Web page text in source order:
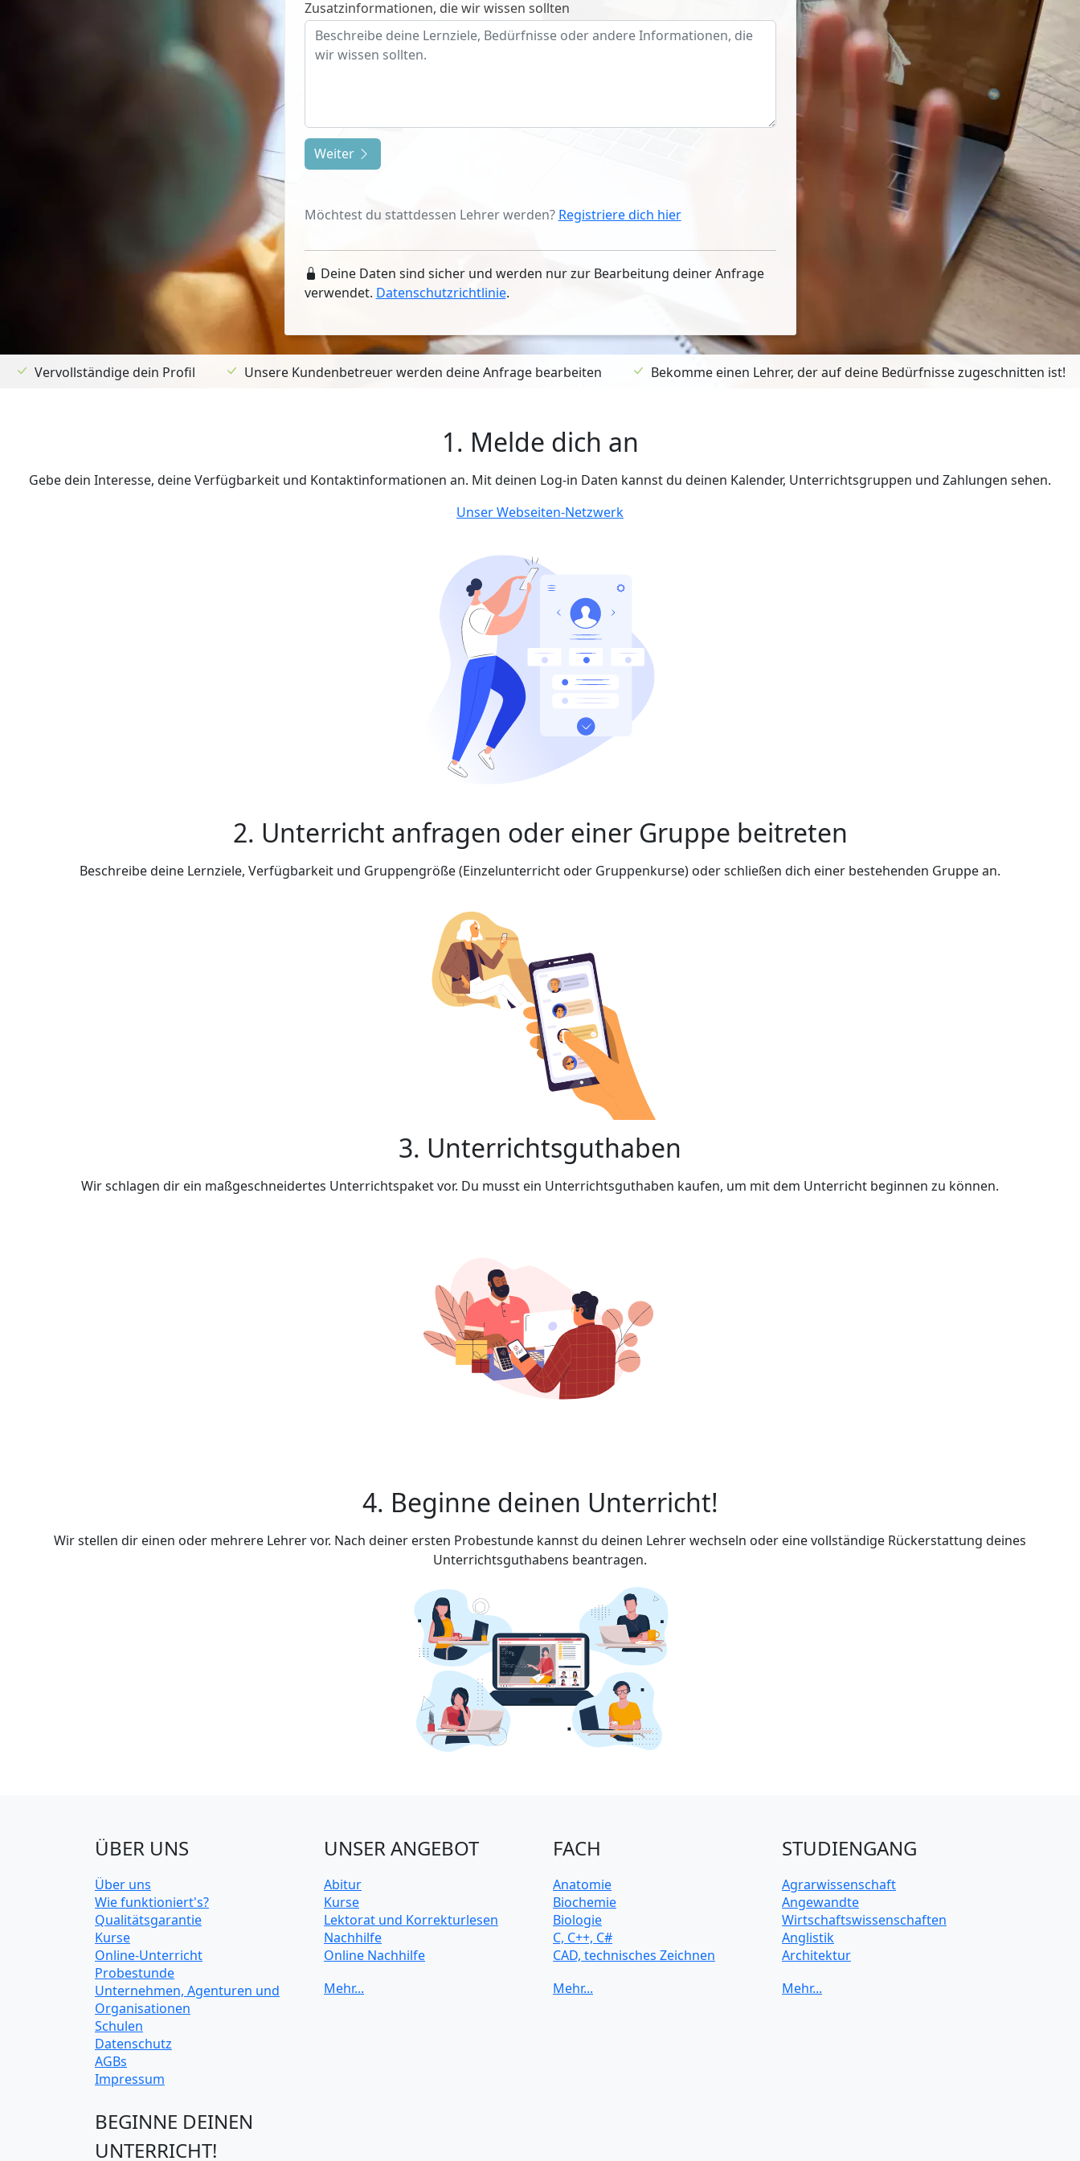
Zusatzinformationen, die wir wissen sollten
Weiter
Möchtest du stattdessen Lehrer werden? Registriere dich hier
Deine Daten sind sicher und werden nur zur Bearbeitung deiner Anfrage
verwendet. Datenschutzrichtlinie.
Vervollständige dein Profil Unsere Kundenbetreuer werden deine Anfrage bearbeiten Bekomme einen Lehrer, der auf deine Bedürfnisse zugeschnitten ist!
1. Melde dich an
Gebe dein Interesse, deine Verfügbarkeit und Kontaktinformationen an. Mit deinen Log-in Daten kannst du deinen Kalender, Unterrichtsgruppen und Zahlungen sehen.
Unser Webseiten-Netzwerk
2. Unterricht anfragen oder einer Gruppe beitreten
Beschreibe deine Lernziele, Verfügbarkeit und Gruppengröße (Einzelunterricht oder Gruppenkurse) oder schließen dich einer bestehenden Gruppe an.
3. Unterrichtsguthaben
Wir schlagen dir ein maßgeschneidertes Unterrichtspaket vor. Du musst ein Unterrichtsguthaben kaufen, um mit dem Unterricht beginnen zu können.
4. Beginne deinen Unterricht!
Wir stellen dir einen oder mehrere Lehrer vor. Nach deiner ersten Probestunde kannst du deinen Lehrer wechseln oder eine vollständige Rückerstattung deines
Unterrichtsguthabens beantragen.
ÜBER UNS
Über uns
Wie funktioniert's?
Qualitätsgarantie
Kurse
Online-Unterricht
Probestunde
Unternehmen, Agenturen und
Organisationen
Schulen
Datenschutz
AGBs
Impressum
BEGINNE DEINEN
UNTERRICHT!
UNSER ANGEBOT
Abitur
Kurse
Lektorat und Korrekturlesen
Nachhilfe
Online Nachhilfe
FACH
Anatomie
Biochemie
Biologie
C, C++, C#
CAD, technisches Zeichnen
Computerarchitektur
STUDIENGANG
Agrarwissenschaft
Angewandte
Wirtschaftswissenschaften
Anglistik
Architektur
Betriebswirtschaft BWL